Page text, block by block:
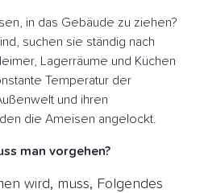
in das Gebäude zu ziehen?
suchen sie ständig nach
Lagerräume und Küchen
Temperatur der
und ihren
die Ameisen angelockt.
man vorgehen?
wird, muss, Folgendes